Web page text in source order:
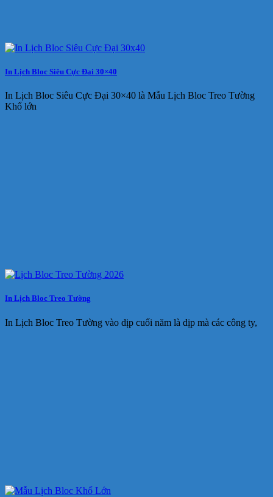
In Lịch Bloc Siêu Cực Đại 30×40
In Lịch Bloc Siêu Cực Đại 30×40 là Mẫu Lịch Bloc Treo Tường
Khổ lớn
In Lịch Bloc Treo Tường
In Lịch Bloc Treo Tường vào dịp cuối năm là dịp mà các công ty,